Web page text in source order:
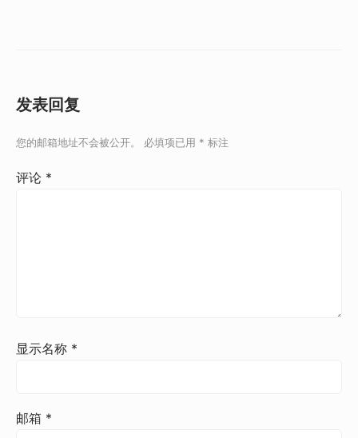
发表回复
您的邮箱地址不会被公开。 必填项已用 * 标注
评论 *
显示名称 *
邮箱 *